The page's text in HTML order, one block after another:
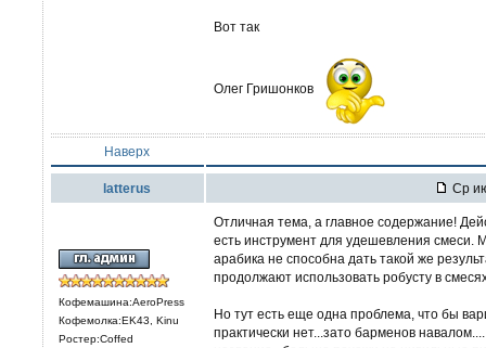
Вот так
Олег Гришонков
Наверх
latterus Ср
Кофемашина:AeroPress
Кофемолка:EK43, Kinu
Ростер:Coffed
Отличная тема, а главное содержание!
есть инструмент для удешевления смеси.
арабика не способна дать такой же
продолжают использовать робусту в
Но тут есть еще одна проблема, что бы
практически нет...зато барменов